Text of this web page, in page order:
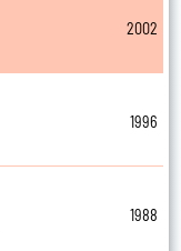
2002
1996
1988